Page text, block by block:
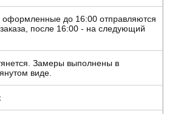
оформленные до 16:00 отправляются
после 16:00 - на следующий
Замеры выполнены в
виде.